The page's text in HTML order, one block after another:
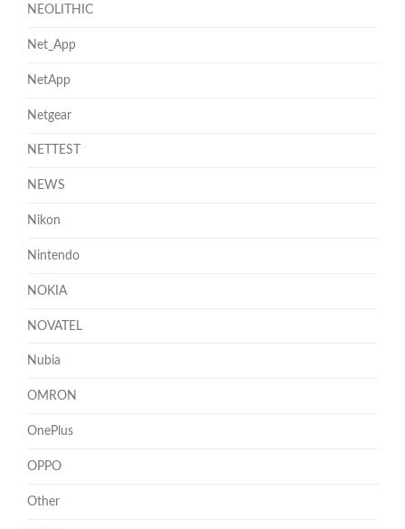
NEOLITHIC
Net_App
NetApp
Netgear
NETTEST
NEWS
Nikon
Nintendo
NOKIA
NOVATEL
Nubia
OMRON
OnePlus
OPPO
Other